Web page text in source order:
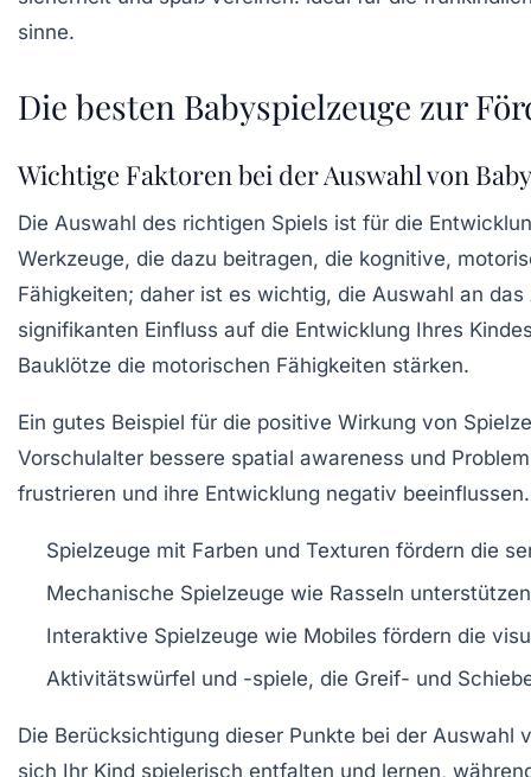
Die besten Babyspielzeuge zur
Wichtige Faktoren bei der Auswahl von
Die Auswahl des richtigen Spiels ist für die
Werkzeuge, die dazu beitragen, die kognitive,
Fähigkeiten; daher ist es wichtig, die Auswahl an das
signifikanten Einfluss auf die Entwicklung Ihres
Bauklötze die motorischen Fähigkeiten stärken.
Ein gutes Beispiel für die positive Wirkung von
Vorschulalter bessere spatial awareness und
frustrieren und ihre Entwicklung negativ beeinflussen.
Spielzeuge mit Farben und Texturen fördern die
Mechanische Spielzeuge wie Rasseln
Interaktive Spielzeuge wie Mobiles fördern die
Aktivitätswürfel und -spiele, die Greif- und
Die Berücksichtigung dieser Punkte bei der
sich Ihr Kind spielerisch entfalten und lernen,